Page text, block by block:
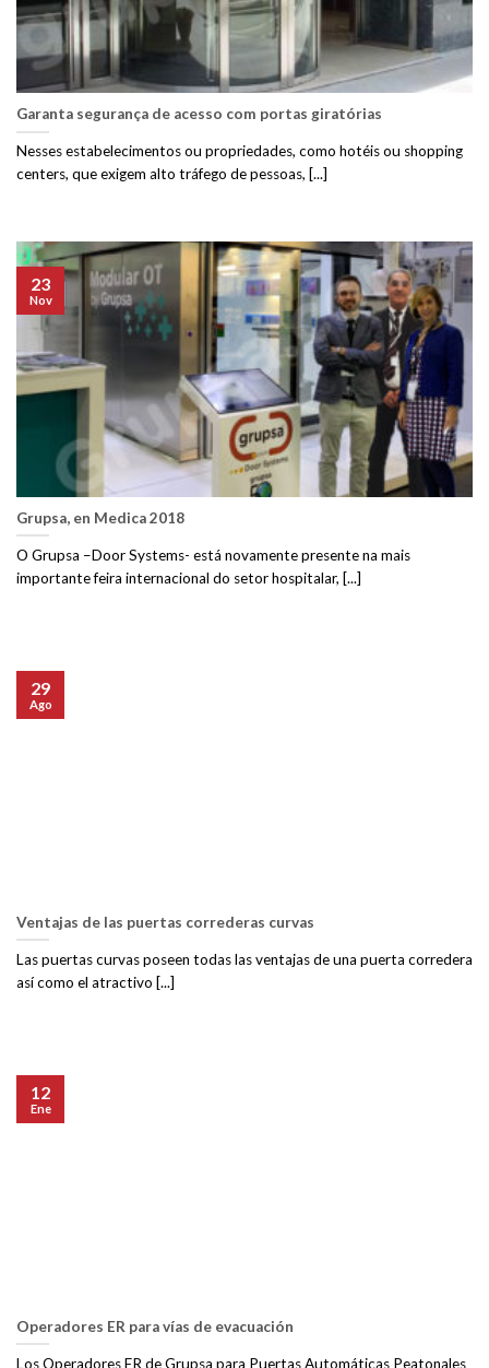
Garanta segurança de acesso com portas giratórias
Nesses estabelecimentos ou propriedades, como hotéis ou shopping
centers, que exigem alto tráfego de pessoas, [...]
Grupsa, en Medica 2018
O Grupsa –Door Systems- está novamente presente na mais
importante feira internacional do setor hospitalar, [...]
23
Nov
Ventajas de las puertas correderas curvas
Las puertas curvas poseen todas las ventajas de una puerta corredera
así como el atractivo [...]
29
Ago
Operadores ER para vías de evacuación
Los Operadores ER de Grupsa para Puertas Automáticas Peatonales
12
Ene